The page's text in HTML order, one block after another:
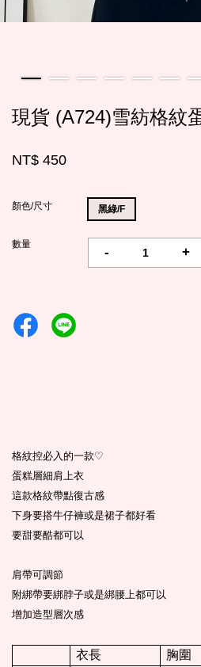
現貨 (A724)雪紡格紋
NT$ 450
顏色/尺寸 黑綠/F
數量
- +
格紋控必入的一款♡
蛋糕層細肩上衣
這款格紋帶點復古感
下身要搭牛仔褲或是裙子都好看
要甜要酷都可以
肩帶可調節
附綁帶要綁脖子或是綁腰上都可以
增加造型層次感
衣長
胸圍